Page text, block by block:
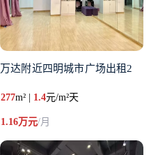
万达附近四明城市广场出租2
277m² | 1.4元/m²天
1.16万元/月